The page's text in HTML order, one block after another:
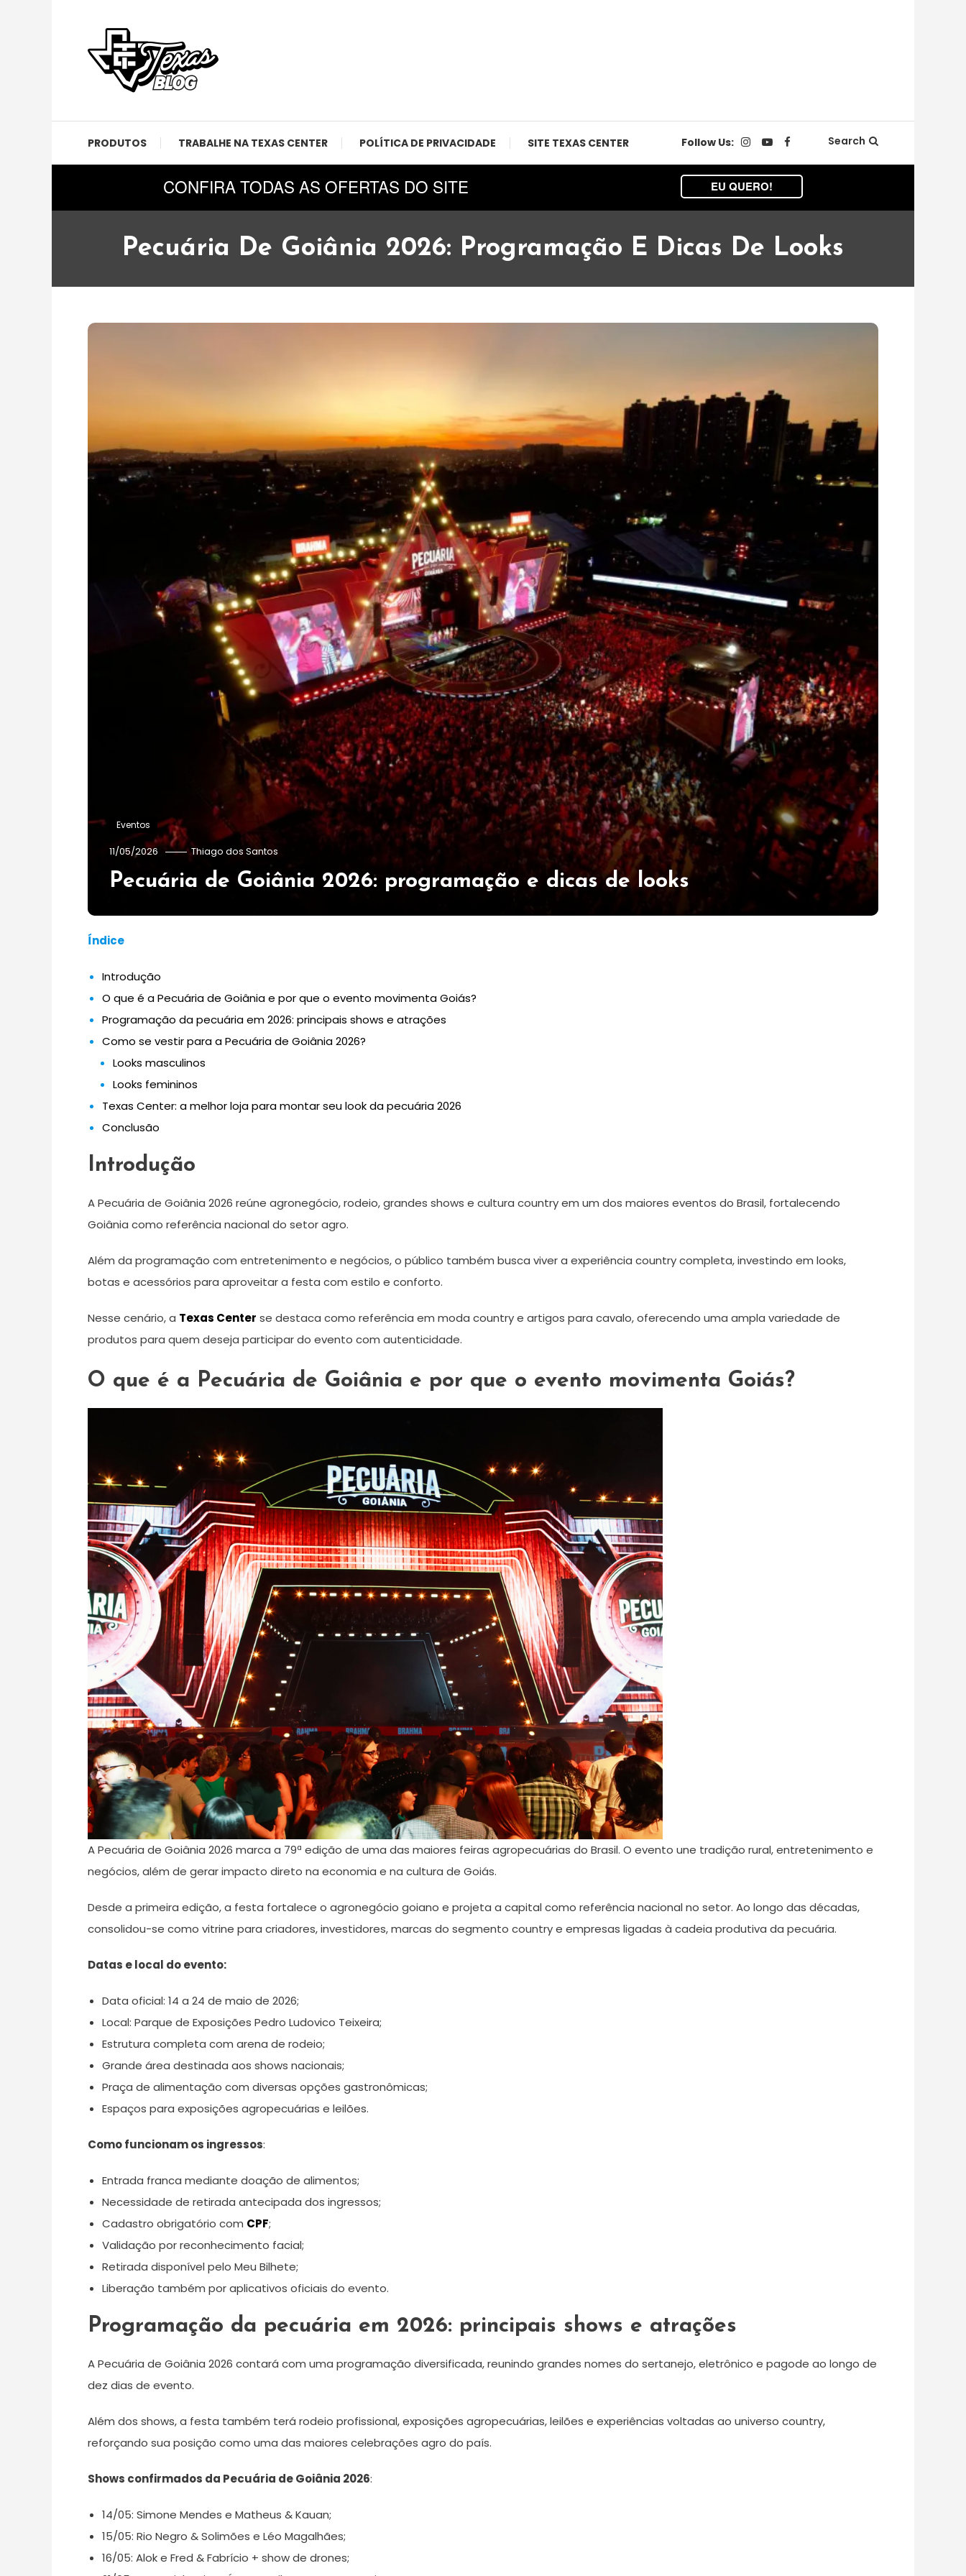
Content
PRODUTOS TRABALHE NA TEXAS CENTER POLÍTICA DE PRIVACIDADE SITE TEXAS CENTER Follow Us: Search
CONFIRA TODAS AS OFERTAS DO SITE EU QUERO!
Pecuária De Goiânia 2026: Programação E Dicas De Looks
Eventos
11/05/2026 Thiago dos Santos
Pecuária de Goiânia 2026: programação e dicas de looks
Índice
Introdução
O que é a Pecuária de Goiânia e por que o evento movimenta Goiás?
Programação da pecuária em 2026: principais shows e atrações
Como se vestir para a Pecuária de Goiânia 2026?
Looks masculinos
Looks femininos
Texas Center: a melhor loja para montar seu look da pecuária 2026
Conclusão
Introdução
A Pecuária de Goiânia 2026 reúne agronegócio, rodeio, grandes shows e cultura country em um dos maiores eventos do Brasil, fortalecendo
Goiânia como referência nacional do setor agro.
Além da programação com entretenimento e negócios, o público também busca viver a experiência country completa, investindo em looks,
botas e acessórios para aproveitar a festa com estilo e conforto.
Nesse cenário, a Texas Center se destaca como referência em moda country e artigos para cavalo, oferecendo uma ampla variedade de
produtos para quem deseja participar do evento com autenticidade.
O que é a Pecuária de Goiânia e por que o evento movimenta Goiás?
A Pecuária de Goiânia 2026 marca a 79ª edição de uma das maiores feiras agropecuárias do Brasil. O evento une tradição rural, entretenimento e
negócios, além de gerar impacto direto na economia e na cultura de Goiás.
Desde a primeira edição, a festa fortalece o agronegócio goiano e projeta a capital como referência nacional no setor. Ao longo das décadas,
consolidou-se como vitrine para criadores, investidores, marcas do segmento country e empresas ligadas à cadeia produtiva da pecuária.
Datas e local do evento:
Data oficial: 14 a 24 de maio de 2026;
Local: Parque de Exposições Pedro Ludovico Teixeira;
Estrutura completa com arena de rodeio;
Grande área destinada aos shows nacionais;
Praça de alimentação com diversas opções gastronômicas;
Espaços para exposições agropecuárias e leilões.
Como funcionam os ingressos:
Entrada franca mediante doação de alimentos;
Necessidade de retirada antecipada dos ingressos;
Cadastro obrigatório com CPF;
Validação por reconhecimento facial;
Retirada disponível pelo Meu Bilhete;
Liberação também por aplicativos oficiais do evento.
Programação da pecuária em 2026: principais shows e atrações
A Pecuária de Goiânia 2026 contará com uma programação diversificada, reunindo grandes nomes do sertanejo, eletrônico e pagode ao longo de
dez dias de evento.
Além dos shows, a festa também terá rodeio profissional, exposições agropecuárias, leilões e experiências voltadas ao universo country,
reforçando sua posição como uma das maiores celebrações agro do país.
Shows confirmados da Pecuária de Goiânia 2026:
14/05: Simone Mendes e Matheus & Kauan;
15/05: Rio Negro & Solimões e Léo Magalhães;
16/05: Alok e Fred & Fabrício + show de drones;